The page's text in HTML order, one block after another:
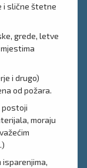
i slične štetne
grede, letve
i drugo)
od požara.
postoji
moraju
isparenjima,